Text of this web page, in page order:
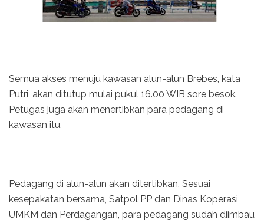
Semua akses menuju kawasan alun-alun Brebes, kata
Putri, akan ditutup mulai pukul 16.00 WIB sore besok.
Petugas juga akan menertibkan para pedagang di
kawasan itu.
Pedagang di alun-alun akan ditertibkan. Sesuai
kesepakatan bersama, Satpol PP dan Dinas Koperasi
UMKM dan Perdagangan, para pedagang sudah diimbau